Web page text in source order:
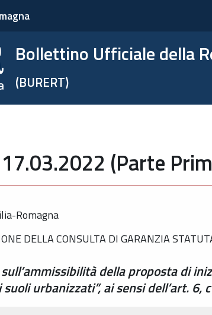
Bollettino Ufficiale della
(BURERT)
(Parte
Romagna
DELLA CONSULTA DI GARANZIA
della proposta di
urbanizzati”, ai sensi dell’art.